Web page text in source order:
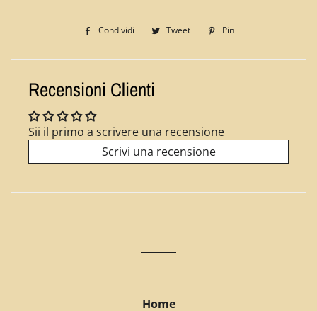
Condividi
Condividi
Facebook
Tweet
Twitta
Twitter
Pin
Pinterest
Recensioni Clienti
Sii il primo a scrivere una recensione
Scrivi una recensione
Home